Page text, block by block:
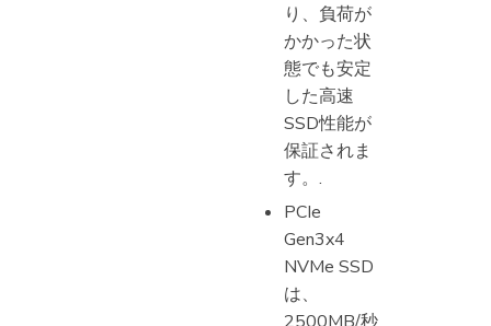
り、負荷が
かかった状
態でも安定
した高速
SSD性能が
保証されま
す。.
PCIe
Gen3x4
NVMe SSD
は、